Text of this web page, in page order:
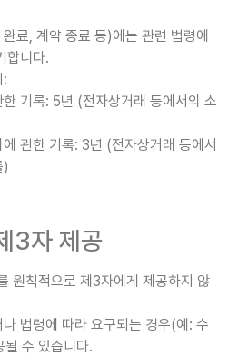
료, 계약 종료 등)에는 관련 법령에
합니다.
:
기록: 5년 (전자상거래 등에서의 소
관한 기록: 3년 (전자상거래 등에서
)
3자 제공
원칙적으로 제3자에게 제공하지 않
법령에 따라 요구되는 경우(예: 수
수 있습니다.